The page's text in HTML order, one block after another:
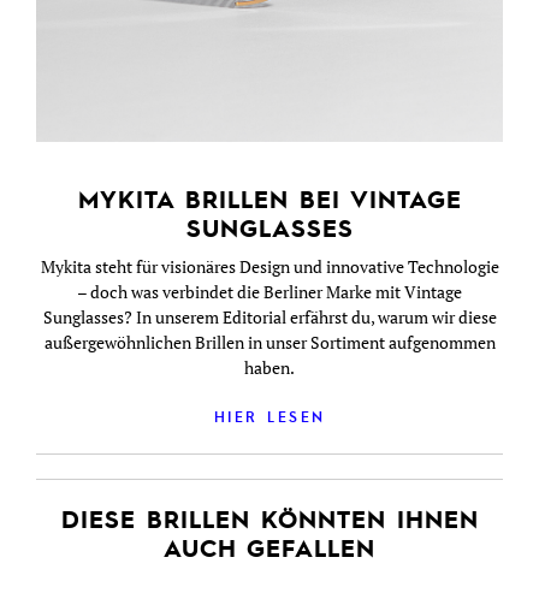
MYKITA BRILLEN BEI VINTAGE
SUNGLASSES
Mykita steht für visionäres Design und innovative Technologie
– doch was verbindet die Berliner Marke mit Vintage
Sunglasses? In unserem Editorial erfährst du, warum wir diese
außergewöhnlichen Brillen in unser Sortiment aufgenommen
haben.
HIER LESEN
DIESE BRILLEN KÖNNTEN IHNEN
AUCH GEFALLEN